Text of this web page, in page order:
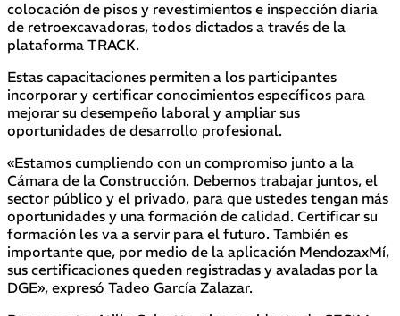
colocación de pisos y revestimientos e inspección diaria
de retroexcavadoras, todos dictados a través de la
plataforma TRACK.
Estas capacitaciones permiten a los participantes
incorporar y certificar conocimientos específicos para
mejorar su desempeño laboral y ampliar sus
oportunidades de desarrollo profesional.
«Estamos cumpliendo con un compromiso junto a la
Cámara de la Construcción. Debemos trabajar juntos, el
sector público y el privado, para que ustedes tengan más
oportunidades y una formación de calidad. Certificar su
formación les va a servir para el futuro. También es
importante que, por medio de la aplicación MendozaxMí,
sus certificaciones queden registradas y avaladas por la
DGE», expresó Tadeo García Zalazar.